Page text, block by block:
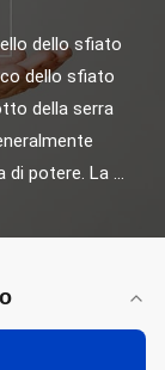
dello sfiato
dello sfiato
della serra
potere. La ...